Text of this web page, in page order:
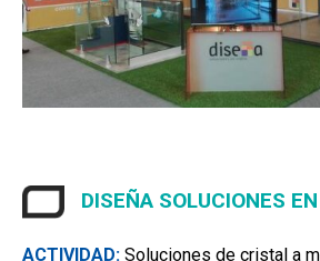
DISEÑA SOLUCIONES
ACTIVIDAD: Soluciones de cristal a